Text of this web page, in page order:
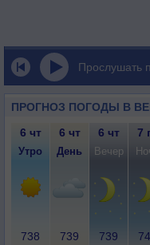
Прослушать
ПРОГНОЗ ПОГОДЫ В
6 чт 6 чт 6 чт 7
Утро День Вечер
738 739 739